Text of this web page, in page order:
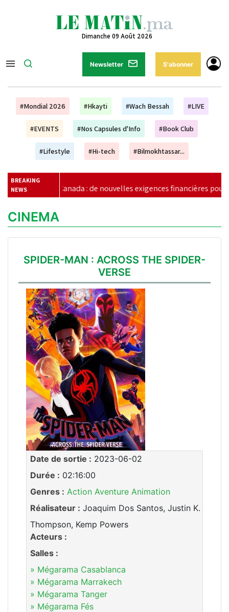
Dimanche 09 Août 2026
Newsletter S'abonner
#Mondial 2026 #Hkayti #Wach Bessah #LIVE
#EVENTS #Nos Capsules d'Info #Book Club
#Lifestyle #Hi-tech #Bilmokhtassar...
BREAKING
NEWS
: de nouvelles exigences financières pour les étudiants
CINEMA
SPIDER-MAN : ACROSS THE SPIDER-
VERSE
Date de sortie : 2023-06-02
Durée : 02:16:00
Genres : Action Aventure Animation
Réalisateur : Joaquim Dos Santos, Justin K.
Thompson, Kemp Powers
Acteurs :
Salles :
» Mégarama Casablanca
» Mégarama Marrakech
» Mégarama Tanger
» Mégarama Fés